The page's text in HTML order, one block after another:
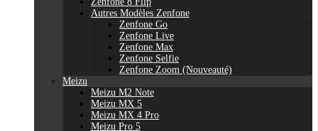
Autres Modèles Zenfone
Zenfone Go
Zenfone Live
Zenfone Max
Zenfone Selfie
Zenfone Zoom (Nouveauté)
Meizu
Meizu M2 Note
Meizu MX 5
Meizu MX 4 Pro
Meizu Pro 5